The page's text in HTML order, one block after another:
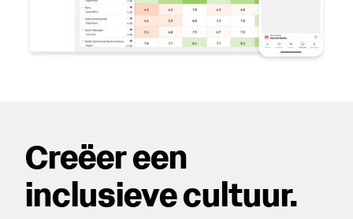
Creëer een
inclusieve cultuur.